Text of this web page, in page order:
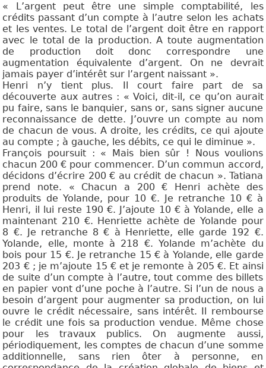
« L’argent peut être une simple comptabilité, les
crédits passant d’un compte à l’autre selon les achats
et les ventes. Le total de l’argent doit être en rapport
avec le total de la production. A toute augmentation
de production doit donc correspondre une
augmentation équivalente d’argent. On ne devrait
jamais payer d’intérêt sur l’argent naissant ».
Henri n’y tient plus. Il court faire part de sa
découverte aux autres : « Voici, dit-il, ce qu’on aurait
pu faire, sans le banquier, sans or, sans signer aucune
reconnaissance de dette. J’ouvre un compte au nom
de chacun de vous. A droite, les crédits, ce qui ajoute
au compte ; à gauche, les débits, ce qui le diminue ».
François poursuit : « Mais bien sûr ! Nous voulions
chacun 200 € pour commencer. D’un commun accord,
décidons d’écrire 200 € au crédit de chacun ». Tatiana
prend note. « Chacun a 200 € Henri achète des
produits de Yolande, pour 10 €. Je retranche 10 € à
Henri, il lui reste 190 €. J’ajoute 10 € à Yolande, elle a
maintenant 210 €. Henriette achète de Yolande pour
8 €. Je retranche 8 € à Henriette, elle garde 192 €.
Yolande, elle, monte à 218 €. Yolande m’achète du
bois pour 15 €. Je retranche 15 € à Yolande, elle garde
203 € ; je m’ajoute 15 € et je remonte à 205 €. Et ainsi
de suite d’un compte à l’autre, tout comme des billets
en papier vont d’une poche à l’autre. Si l’un de nous a
besoin d’argent pour augmenter sa production, on lui
ouvre le crédit nécessaire, sans intérêt. Il rembourse
le crédit une fois sa production vendue. Même chose
pour les travaux publics. On augmente aussi,
périodiquement, les comptes de chacun d’une somme
additionnelle, sans rien ôter à personne, en